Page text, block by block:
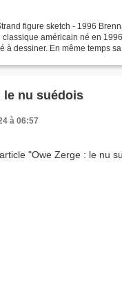
figure sketch - 1996
américain né en
à dessiner. En même temps
le nu suédois
à 06:57